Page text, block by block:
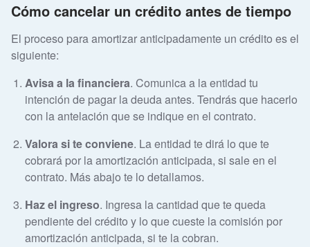
Cómo cancelar un crédito antes de tiempo
El proceso para amortizar anticipadamente un crédito es el
siguiente:
Avisa a la financiera. Comunica a la entidad tu
intención de pagar la deuda antes. Tendrás que hacerlo
con la antelación que se indique en el contrato.
Valora si te conviene. La entidad te dirá lo que te
cobrará por la amortización anticipada, si sale en el
contrato. Más abajo te lo detallamos.
Haz el ingreso. Ingresa la cantidad que te queda
pendiente del crédito y lo que cueste la comisión por
amortización anticipada, si te la cobran.